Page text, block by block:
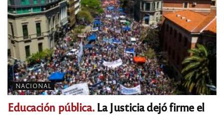
NACIONAL
Educación pública.La Justicia dejó firme el